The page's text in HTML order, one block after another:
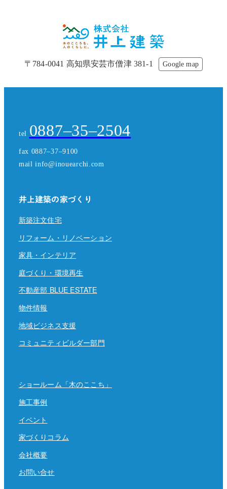
〒784-0041 高知県安芸市僧津 381-1 Google map
tel 0887–35–2504
fax 0887–37–9100
mail info@inouearchi.com
井上建築の家づくり
新築注文住宅
リフォーム・リノベーション
家具・インテリア
庭づくり・環境再生
不動産部 BLUE ESTATE
物件情報
地域ビジネス支援
コミュニティビルダー部門
ショールーム「木のここち」
施工事例
イベント
家づくりコラム
会社概要
お問い合せ